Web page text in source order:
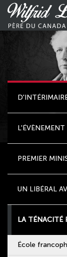
Aller
contenu
PREMIER
UN LIBÉRAL
LA TÉNACITÉ
École